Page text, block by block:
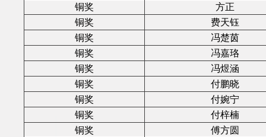
铜奖
方正
铜奖
费天钰
铜奖
冯楚茵
铜奖
冯嘉珞
铜奖
冯煜涵
铜奖
付鹏晓
铜奖
付婉宁
铜奖
付梓楠
铜奖
傅方圆